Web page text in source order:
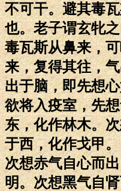
不可干。避其毒
也。老子谓玄牝
毒瓦斯从鼻来，
来，复得其往，
出于脑，即先想
欲将入疫室，先
东，化作林木。
于西，化作戈甲。
次想赤气自心而
明。次想黑气自